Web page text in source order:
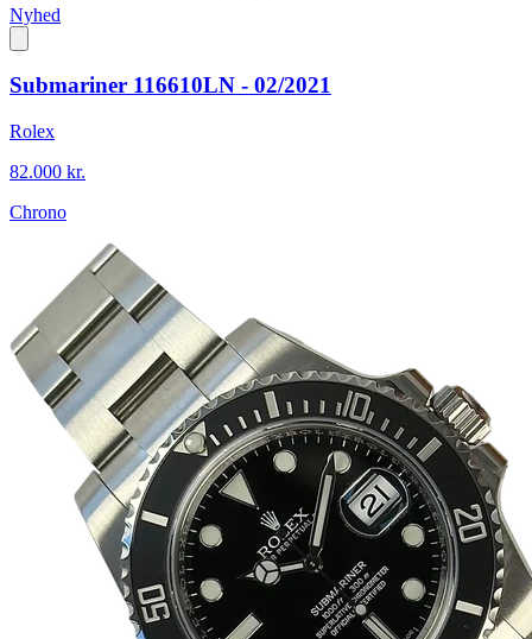
Nyhed
Submariner 116610LN - 02/2021
Rolex
82.000 kr.
Chrono